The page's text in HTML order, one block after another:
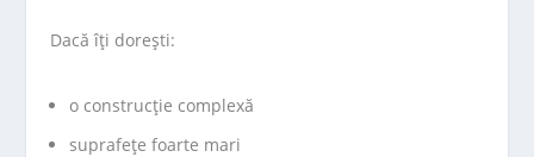
Dacă îți dorești:
o construcție complexă
suprafețe foarte mari